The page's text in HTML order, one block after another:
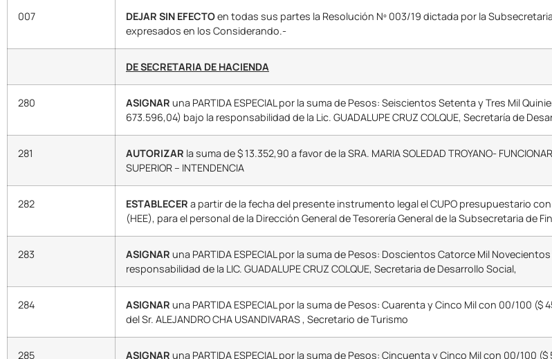
007 DEJAR SIN EFECTOen todas sus partes la Resolución Nº 003/19 dictada por la
expresados en los Considerando.-
DE SECRETARIA DE HACIENDA
280 ASIGNAR una PARTIDA ESPECIAL por la suma de Pesos: Seiscientos Setenta y Tres Mil
673.596,04) bajo la responsabilidad de la Lic. GUADALUPE CRUZ COLQUE, Secretaría de
281 AUTORIZAR la suma de $ 13.352,90 a favor de la SRA. MARIA SOLEDAD TROYANO-
SUPERIOR – INTENDENCIA
282 ESTABLECER a partir de la fecha del presente instrumento legal el CUPO presupuestario
(HEE), para el personal de la Dirección General de Tesorería General de la Subsecretaria de
283 ASIGNAR una PARTIDA ESPECIAL por la suma de Pesos: Doscientos Catorce Mil
responsabilidad de la LIC. GUADALUPE CRUZ COLQUE, Secretaria de Desarrollo Social,
284 ASIGNAR una PARTIDA ESPECIAL por la suma de Pesos: Cuarenta y Cinco Mil con 00/100
del Sr. ALEJANDRO CHA USANDIVARAS , Secretario de Turismo
285 ASIGNAR una PARTIDA ESPECIAL por la suma de Pesos: Cincuenta y Cinco Mil con 00/100